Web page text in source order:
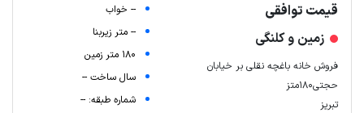
قیمت توافقی
زمین و کلنگی
فروش خانه باغچه نقلی بر خیابان
حجتی180متز
تبریز
-- خواب
-- متر زیربنا
180 متر زمین
سال ساخت --
شماره طبقه: --